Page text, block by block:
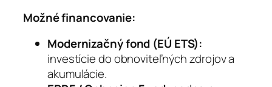
Možné financovanie:
Modernizačný fond (EÚ ETS):
investície do obnoviteľných zdrojov a
akumulácie.